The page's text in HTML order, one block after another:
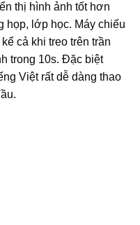
thị hình ảnh tốt hơn
họp, lớp học. Máy chiếu
cả khi treo trên trần
trong 10s. Đặc biệt
Việt rất dễ dàng thao